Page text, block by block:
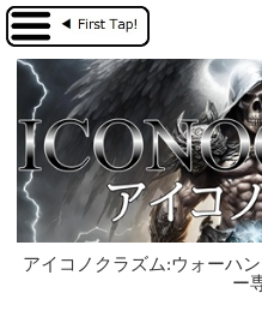
アイコノクラズム:ウォーハ
ー